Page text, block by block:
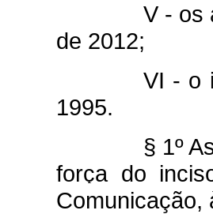
V - os
de 2012;
VI - o
1995.
§ 1º
força do
Comunicação,